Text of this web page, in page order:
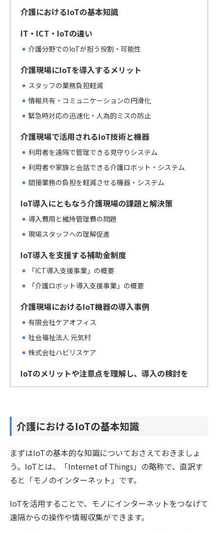
介護におけるIoTの基本知識
IT・ICT・IoTの違い
介護分野でのIoTが担う役割・可能性
介護現場にIoTを導入するメリット
スタッフの業務負担軽減
情報共有・コミュニケーションの円滑化
緊急時対応の迅速化・人為的ミスの防止
介護現場で活用されるIoT技術と機器
利用者を遠隔で管理できる見守りシステム
利用者や家族と会話できる介護ロボット・システム
間接業務の負担を軽減させる機器・システム
IoT導入にともなう介護現場の課題と解決策
導入費用と維持管理費の問題
現場スタッフへの理解促進
IoT導入を支援する補助金制度
「ICT導入支援事業」の概要
「介護ロボット導入支援事業」の概要
介護現場におけるIoT機器の導入事例
有限会社ケアオフィス
社会福祉法人 元気村
株式会社ハビリスケア
IoTのメリットや注意点を理解し、導入の検討を
介護におけるIoTの基本知識
まずはIoTの基本的な知識についておさえておきましょ
う。IoTとは、「Internet of Things」の略称で、直訳す
ると「モノのインターネット」です。
IoTを活用することで、モノにインターネットをつなげて
遠隔からの操作や情報収集ができます。